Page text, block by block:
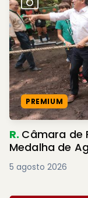
PREMIUM
R. Câmara de
Medalha de
5 agosto 2026